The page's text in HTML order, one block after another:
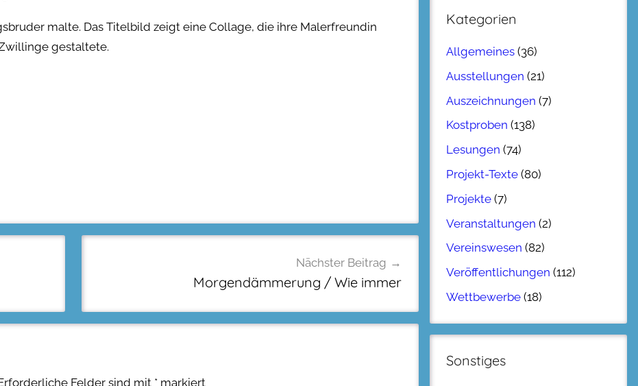
malte. Das Titelbild zeigt eine Collage, die ihre Malerfreundin
gestaltete.
Nächster Beitrag
Morgendämmerung / Wie immer
Felder sind mit * markiert
Kategorien
Allgemeines (36)
Ausstellungen (21)
Auszeichnungen (7)
Kostproben (138)
Lesungen (74)
Projekt-Texte (80)
Projekte (7)
Veranstaltungen (2)
Vereinswesen (82)
Veröffentlichungen (112)
Wettbewerbe (18)
Sonstiges